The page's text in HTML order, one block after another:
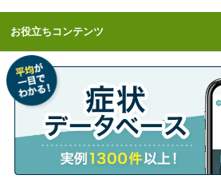
お役立ちコンテンツ